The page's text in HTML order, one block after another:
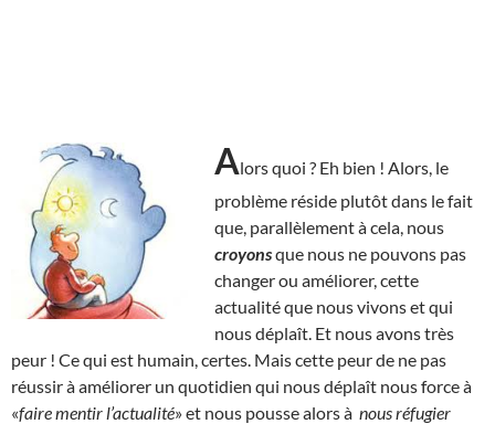
Alors quoi ? Eh bien ! Alors, le
problème réside plutôt dans le fait
que, parallèlement à cela, nous
croyonsque nous ne pouvons pas
changer ou améliorer, cette
actualité que nous vivons et qui
nous déplaît. Et nous avons très
peur ! Ce qui est humain, certes. Mais cette peur de ne pas
réussir à améliorer un quotidien qui nous déplaît nous force à
«faire mentir l’actualité» et nous pousse alors à nous réfugier